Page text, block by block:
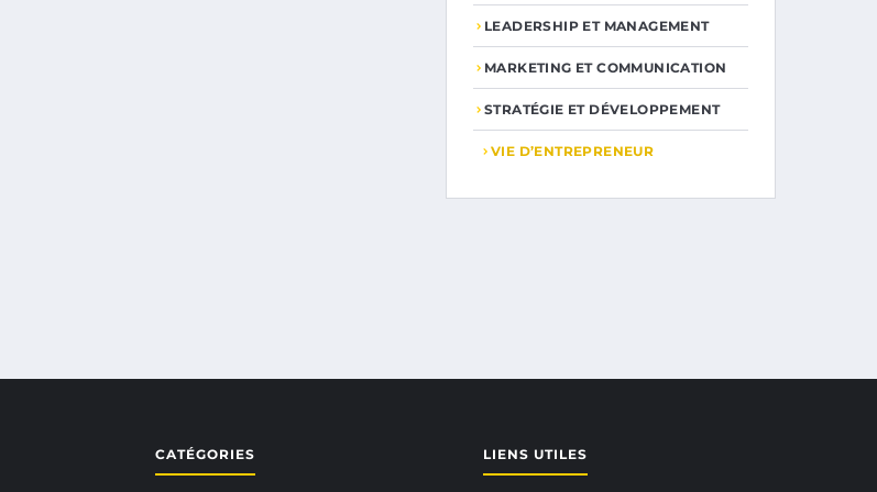
LEADERSHIP ET MANAGEMENT
MARKETING ET COMMUNICATION
STRATÉGIE ET DÉVELOPPEMENT
VIE D’ENTREPRENEUR
CATÉGORIES LIENS UTILES